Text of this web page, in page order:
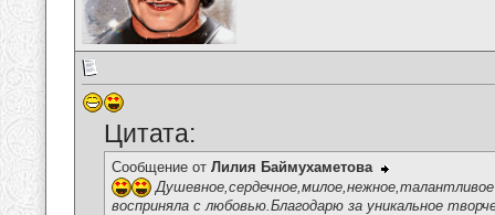
Цитата:
Сообщение от Лилия Баймухаметова
восприняла с любовью.Благодарю за уникальное